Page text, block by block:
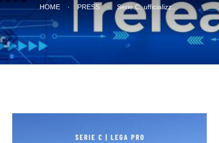
HOME · PRESS · Serie C, ufficializz...